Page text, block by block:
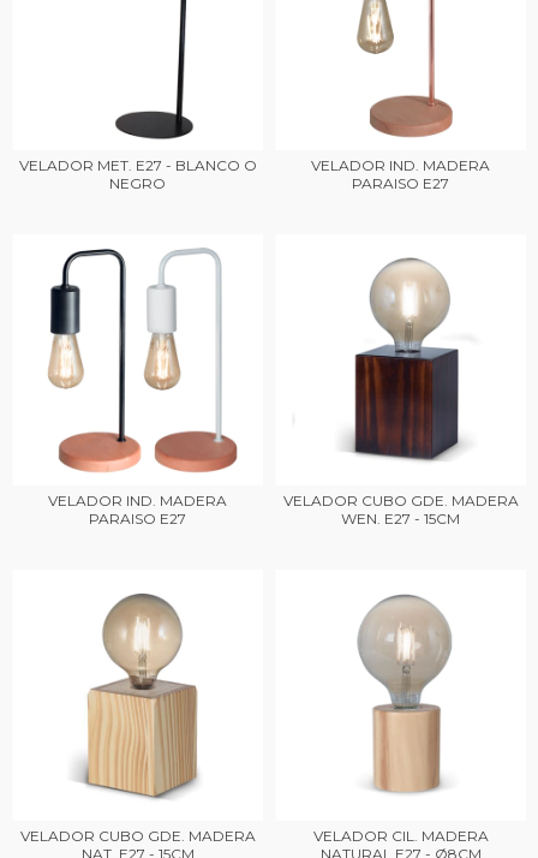
VELADOR MET. E27 - BLANCO O
NEGRO
VELADOR IND. MADERA
PARAISO E27
VELADOR IND. MADERA
PARAISO E27
VELADOR CUBO GDE. MADERA
WEN. E27 - 15CM
VELADOR CUBO GDE. MADERA
NAT. E27 - 15CM
VELADOR CIL. MADERA
NATURAL E27 - Ø8CM